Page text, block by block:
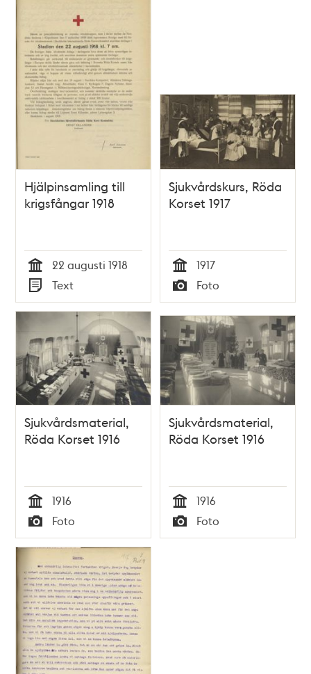
Hjälpinsamling till
krigsfångar 1918
Tid
22 augusti 1918
Typ
Text
Sjukvårdskurs, Röda
Korset 1917
Tid
1917
Typ
Foto
Sjukvårdsmaterial,
Röda Korset 1916
Tid
1916
Typ
Foto
Sjukvårdsmaterial,
Röda Korset 1916
Tid
1916
Typ
Foto